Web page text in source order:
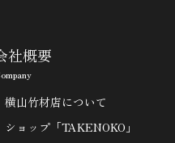
社概要
横山竹材店について
ショップ「TAKENOKO」